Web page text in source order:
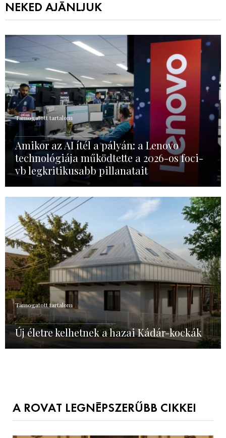
NEKED AJÁNLJUK
Támogatott tartalom
Amikor az AI ítél a pályán: a Lenovo
technológiája működtette a 2026-os foci-
vb legkritikusabb pillanatait
Támogatott tartalom
Új életre kelhetnek a hazai Kádár-kockák
A ROVAT LEGNÉPSZERŰBB CIKKEI